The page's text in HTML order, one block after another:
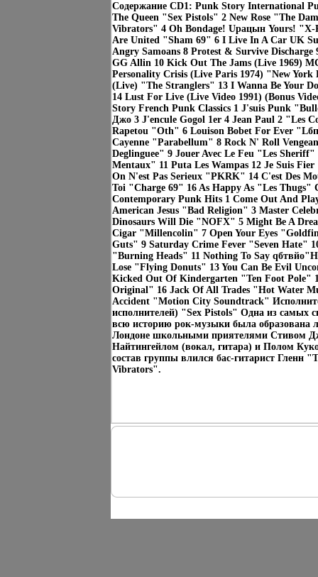
Содержание CD1: Punk Story International
The Queen "Sex Pistols" 2 New Rose "The
Vibrators" 4 Oh Bondage! Upацын Yours! "X-
Are United "Sham 69" 6 I Live In A Car UK
Angry Samoans 8 Protest & Survive
GG Allin 10 Kick Out The Jams (Live 1969)
Personality Crisis (Live Paris 1974) "New York
(Live) "The Stranglers" 13 I Wanna Be Your
14 Lust For Live (Live Video 1991) (Bonus
Story French Punk Classics 1 J'suis Punk
Джо 3 J'encule Gogol 1er 4 Jean Paul 2 "Les
Rapetou "Oth" 6 Louison Bobet For Ever
Cayenne "Parabellum" 8 Rock N' Roll
Deglinguee" 9 Jouer Avec Le Feu "Les
Mentaux" 11 Puta Les Wampas 12 Je Suis Fier
On N'est Pas Serieux "PKRK" 14 C'est Des
Toi "Charge 69" 16 As Happy As "Les Thugs"
Contemporary Punk Hits 1 Come Out And
American Jesus "Bad Religion" 3 Master
Dinosaurs Will Die "NOFX" 5 Might Be A
Cigar "Millencolin" 7 Open Your Eyes
Guts" 9 Saturday Crime Fever "Seven Hate"
"Burning Heads" 11 Nothing To Say
Lose "Flying Donuts" 13 You Can Be Evil
Kicked Out Of Kindergarten "Ten Foot Pole"
Original" 16 Jack Of All Trades "Hot Water
Accident "Motion City Soundtrack"
исполнителей) "Sex Pistols" Одна из самых
всю историю рок-музыки была образована
Лондоне школьными приятелями Стивом
Найтингейлом (вокал, гитара) и Полом
состав группы влился бас-гитарист Гленн
Vibrators".